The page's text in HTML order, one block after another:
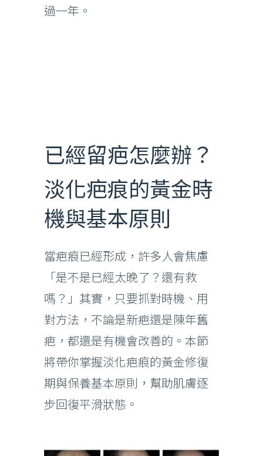
過一年。
已經留疤怎麼辦？
淡化疤痕的黃金時
機與基本原則
當疤痕已經形成，許多人會焦慮
「是不是已經太晚了？還有救
嗎？」其實，只要抓對時機、用
對方法，不論是新疤還是陳年舊
疤，都還是有機會改善的。本節
將帶你掌握淡化疤痕的黃金修復
期與保養基本原則，幫助肌膚逐
步回復平滑狀態。